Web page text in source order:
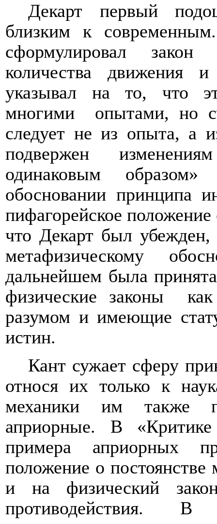
Декарт первый
близким к
сформулировал закон
количества движения
указывал на то, что
многими
опытами, но
следует не из опыта, а
подвержен
одинаковым
обосновании принципа
пифагорейское
что Декарт был
метафизическому
дальнейшем была
физические законы
разумом и имеющие
истин.
Кант сужает сферу
относя их только к
механики им также
априорные. В
примера априорных
положение о постоянстве
и на физический
противодействия. В